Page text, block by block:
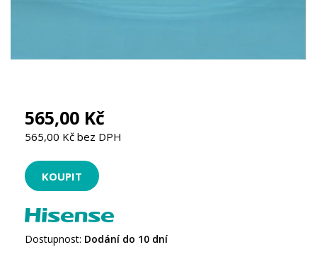
565,00 Kč
565,00 Kč bez DPH
Dostupnost: Dodání do 10 dní